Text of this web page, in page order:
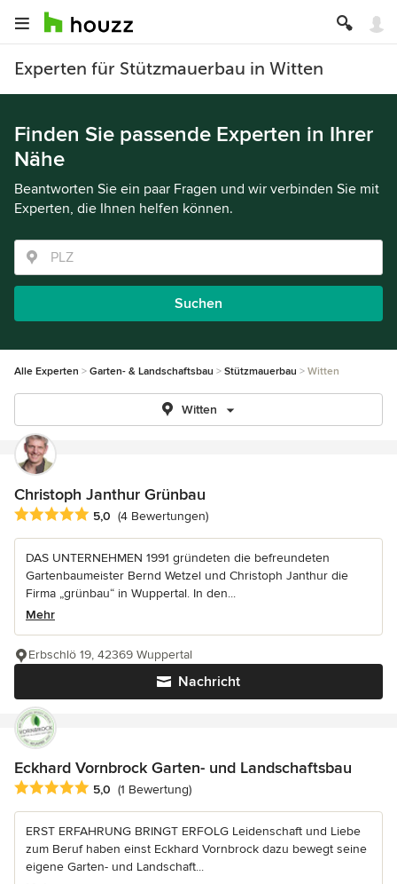
Experten für Stützmauerbau in Witten
Finden Sie passende Experten in Ihrer
Nähe
Beantworten Sie ein paar Fragen und wir verbinden Sie mit
Experten, die Ihnen helfen können.
Suchen
Alle Experten Garten- & Landschaftsbau Stützmauerbau Witten
Witten
Christoph Janthur Grünbau
Durchschnittliche Bewertung: 5 von 5 Sternen
5,0 (4 Bewertungen)
DAS UNTERNEHMEN 1991 gründeten die befreundeten
Gartenbaumeister Bernd Wetzel und Christoph Janthur die
Firma „grünbau“ in Wuppertal. In den...
Mehr
Nachricht
Erbschlö 19, 42369 Wuppertal
Eckhard Vornbrock Garten- und Landschaftsbau
Durchschnittliche Bewertung: 5 von 5 Sternen
5,0 (1 Bewertung)
ERST ERFAHRUNG BRINGT ERFOLG Leidenschaft und Liebe
zum Beruf haben einst Eckhard Vornbrock dazu bewegt seine
eigene Garten- und Landschaft...